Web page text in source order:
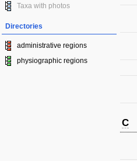
Taxa with photos
Directories
administrative regions
physiographic regions
C